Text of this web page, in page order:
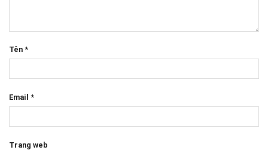
Tên *
Email *
Trang web